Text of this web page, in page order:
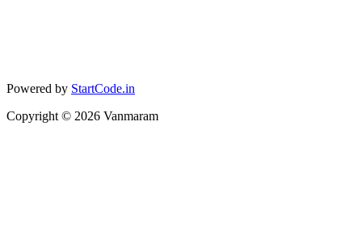
Powered by StartCode.in
Copyright © 2026 Vanmaram